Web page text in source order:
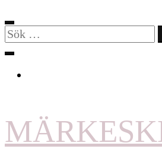
Sök
efter: